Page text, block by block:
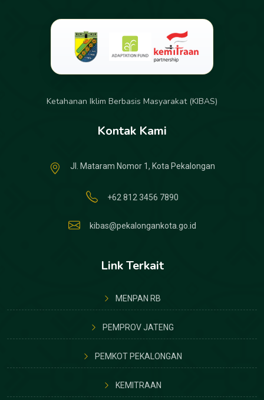
Ketahanan Iklim Berbasis Masyarakat (KIBAS)
Kontak Kami
Jl. Mataram Nomor 1, Kota Pekalongan
+62 812 3456 7890
kibas@pekalongankota.go.id
Link Terkait
MENPAN RB
PEMPROV JATENG
PEMKOT PEKALONGAN
KEMITRAAN